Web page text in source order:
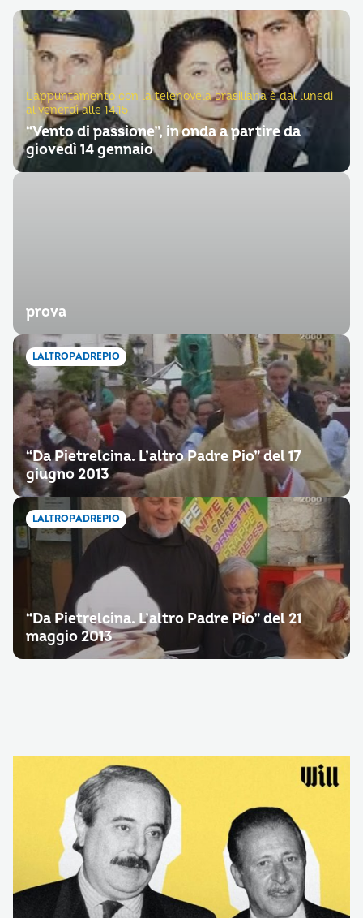
L'appuntamento con la telenovela brasiliana è dal lunedì
al venerdì alle 14.15
“Vento di passione”, in onda a partire da
giovedì 14 gennaio
prova
LALTROPADREPIO
“Da Pietrelcina. L’altro Padre Pio” del 17
giugno 2013
LALTROPADREPIO
“Da Pietrelcina. L’altro Padre Pio” del 21
maggio 2013